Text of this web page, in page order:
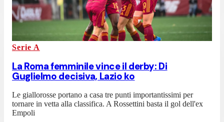
Serie A
La Roma femminile vince il derby: Di
Guglielmo decisiva, Lazio ko
Le giallorosse portano a casa tre punti importantissimi per
tornare in vetta alla classifica. A Rossettini basta il gol dell'ex
Empoli